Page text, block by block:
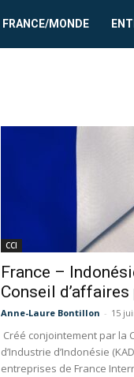
FRANCE/MONDE
CCI
France –
Conseil
Anne-Laure Bontillon - 15
Créé conjointement par la
d’Industrie d’Indonésie
entreprises de France